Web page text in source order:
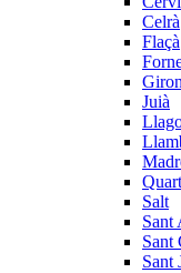
Celrà
Flaçà
Juià
Quart
Salt
Sant
Sant
Sant